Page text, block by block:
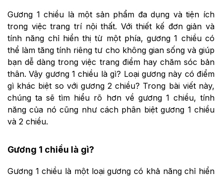
Gương 1 chiều là một sản phẩm đa dụng và tiện ích
trong việc trang trí nội thất. Với thiết kế đơn giản và
tính năng chỉ hiển thị từ một phía, gương 1 chiều có
thể làm tăng tính riêng tư cho không gian sống và giúp
bạn dễ dàng trong việc trang điểm hay chăm sóc bản
thân. Vậy gương 1 chiều là gì? Loại gương này có điểm
gì khác biệt so với gương 2 chiều? Trong bài viết này,
chúng ta sẽ tìm hiểu rõ hơn về gương 1 chiều, tính
năng của nó cũng như cách phân biệt gương 1 chiều
và 2 chiều.
Gương 1 chiều là gì?
Gương 1 chiều là một loại gương có khả năng chỉ hiển